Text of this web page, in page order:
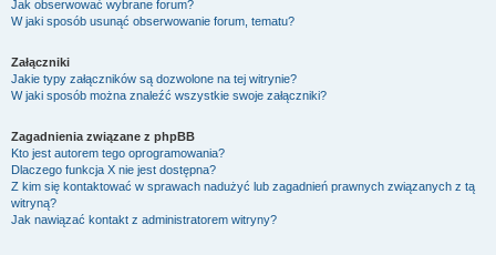
Jak obserwować wybrane forum?
W jaki sposób usunąć obserwowanie forum, tematu?
Załączniki
Jakie typy załączników są dozwolone na tej witrynie?
W jaki sposób można znaleźć wszystkie swoje załączniki?
Zagadnienia związane z phpBB
Kto jest autorem tego oprogramowania?
Dlaczego funkcja X nie jest dostępna?
Z kim się kontaktować w sprawach nadużyć lub zagadnień prawnych związanych z tą
witryną?
Jak nawiązać kontakt z administratorem witryny?